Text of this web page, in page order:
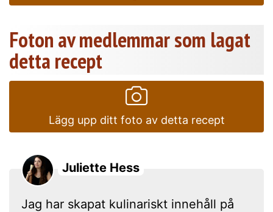
Foton av medlemmar som lagat
detta recept
Lägg upp ditt foto av detta recept
Juliette Hess
Jag har skapat kulinariskt innehåll på